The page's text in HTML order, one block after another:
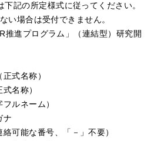
記の所定様式に従ってください。
い場合は受付できません。
推進プログラム」（連結型）研究開
式名称）
名称）
ルネーム）
ナ
絡可能な番号、「－」不要）